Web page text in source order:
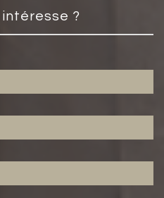
intéresse ?